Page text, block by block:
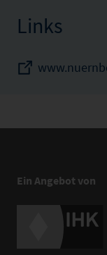
Links
Ein Angebot von